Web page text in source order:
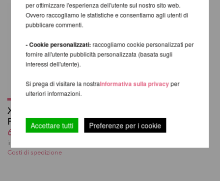
X High Leg Shorts -
PoleDancerKa
60,49 EUR
incl. 22 % UST escl.
Costi di spedizione
per ottimizzare l'esperienza dell'utente sul nostro sito web.
Ovvero raccogliamo le statistiche e consentiamo agli utenti di
pubblicare commenti.
- Cookie personalizzati: raccogliamo cookie personalizzati per
fornire all'utente pubblicità personalizzata (basata sugli
interessi dell'utente).
Si prega di visitare la nostraInformativa sulla privacyper
ulteriori informazioni.
Accettare tutti Preferenze per i cookie